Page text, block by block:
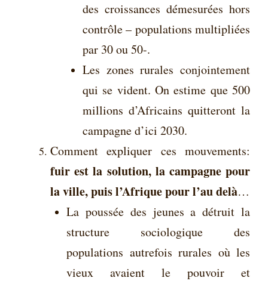
des croissances démesurées hors
contrôle – populations multipliées
par 30 ou 50-.
Les zones rurales conjointement
qui se vident. On estime que 500
millions d’Africains quitteront la
campagne d’ici 2030.
Comment expliquer ces mouvements:
fuir est la solution, la campagne pour
la ville, puis l’Afrique pour l’au delà…
La poussée des jeunes a détruit la
structure sociologique des
populations autrefois rurales où les
vieux avaient le pouvoir et